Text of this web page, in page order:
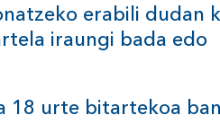
erabili dudan
iraungi bada edo
18 urte bitartekoa